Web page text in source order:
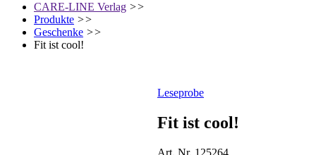
CARE-LINE Verlag >>
Produkte >>
Geschenke >>
Fit ist cool!
Leseprobe
Fit ist cool!
Art. Nr. 125264